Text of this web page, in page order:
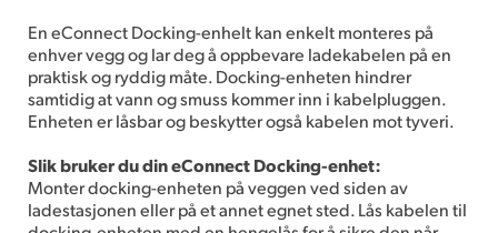
En eConnect Docking-enhelt kan enkelt monteres på
enhver vegg og lar deg å oppbevare ladekabelen på en
praktisk og ryddig måte. Docking-enheten hindrer
samtidig at vann og smuss kommer inn i kabelpluggen.
Enheten er låsbar og beskytter også kabelen mot tyveri.
Slik bruker du din eConnect Docking-enhet:
Monter docking-enheten på veggen ved siden av
ladestasjonen eller på et annet egnet sted. Lås kabelen til